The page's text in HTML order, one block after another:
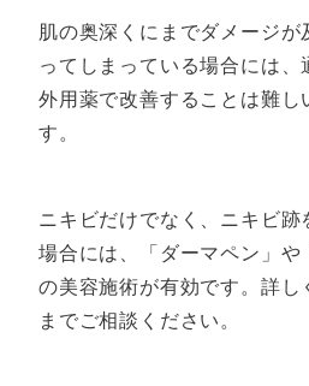
肌の奥深くにまでダメージ
ってしまっている場合には
外用薬で改善することは難し
す。
ニキビだけでなく、ニキビ跡
場合には、「ダーマペン」や
の美容施術が有効です。詳し
までご相談ください。